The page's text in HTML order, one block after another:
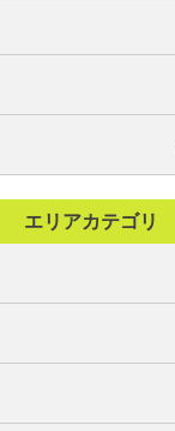
エリアカテゴリ